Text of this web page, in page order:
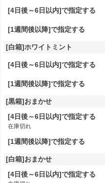
[4日後～6日以内]で指定する
[1週間後以降]で指定する
[白箱]ホワイトミント
[4日後～6日以内]で指定する
[1週間後以降]で指定する
[黒箱]おまかせ
[4日後～6日以内]で指定する
在庫切れ
[1週間後以降]で指定する
[白箱]おまかせ
[4日後～6日以内]で指定する